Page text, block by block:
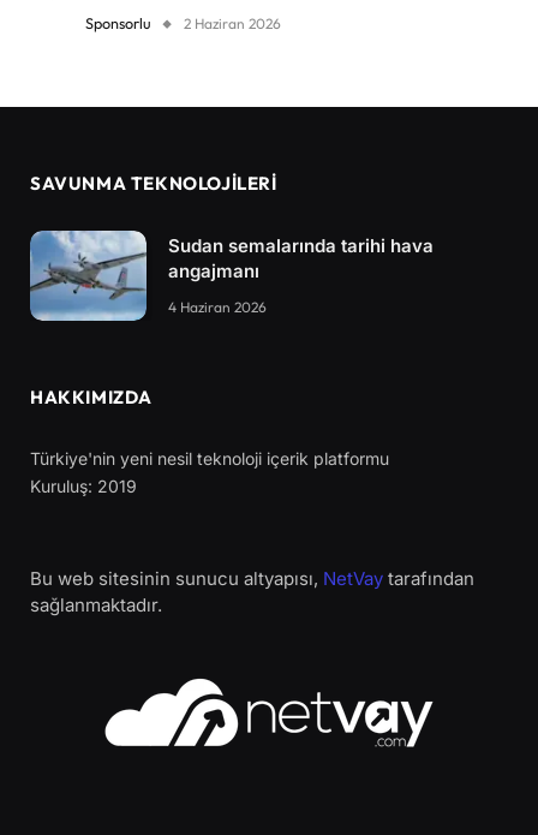
Sponsorlu 2 Haziran 2026
SAVUNMA TEKNOLOJİLERİ
Sudan semalarında tarihi hava
angajmanı
4 Haziran 2026
HAKKIMIZDA
Türkiye'nin yeni nesil teknoloji içerik platformu
Kuruluş: 2019
Bu web sitesinin sunucu altyapısı, NetVay tarafından
sağlanmaktadır.